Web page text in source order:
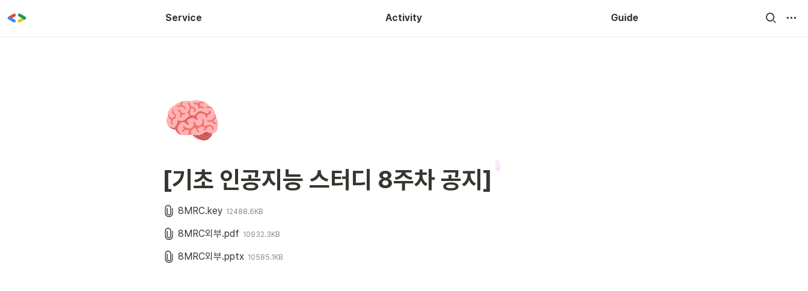
Service Activity Guide
WOW CLASS
🧠
[기초 인공지능 스터디 8주차 공지]
8MRC.key 12488.6KB
8MRC외부.pdf 10932.3KB
8MRC외부.pptx 10585.1KB